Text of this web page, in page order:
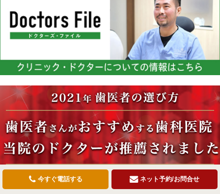
連携医療機関
今すぐ電話する ネット予約/お問合せ